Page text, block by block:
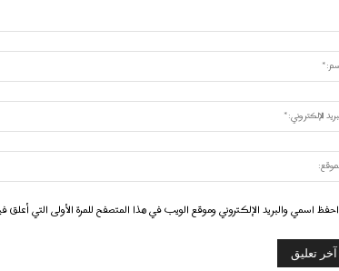
احفظ اسمي والبريد الإلكتروني وموقع الويب في هذا المتصفح للمرة الأولى التي أعلق